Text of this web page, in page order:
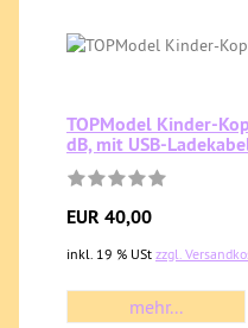
TOPModel Kinder-
dB, mit USB-
EUR 40,00
inkl. 19 % USt zzgl.
mehr...